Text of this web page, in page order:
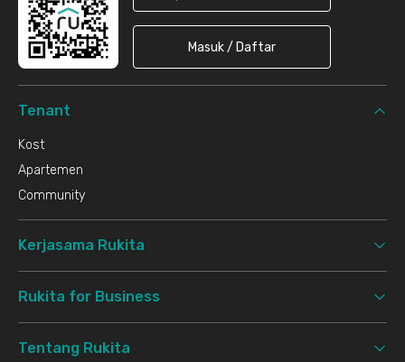
Masuk / Daftar
Tenant
Kost
Apartemen
Community
Kerjasama Rukita
Rukita for Business
Tentang Rukita